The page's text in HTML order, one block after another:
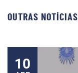
OUTRAS NOTÍCIAS
10